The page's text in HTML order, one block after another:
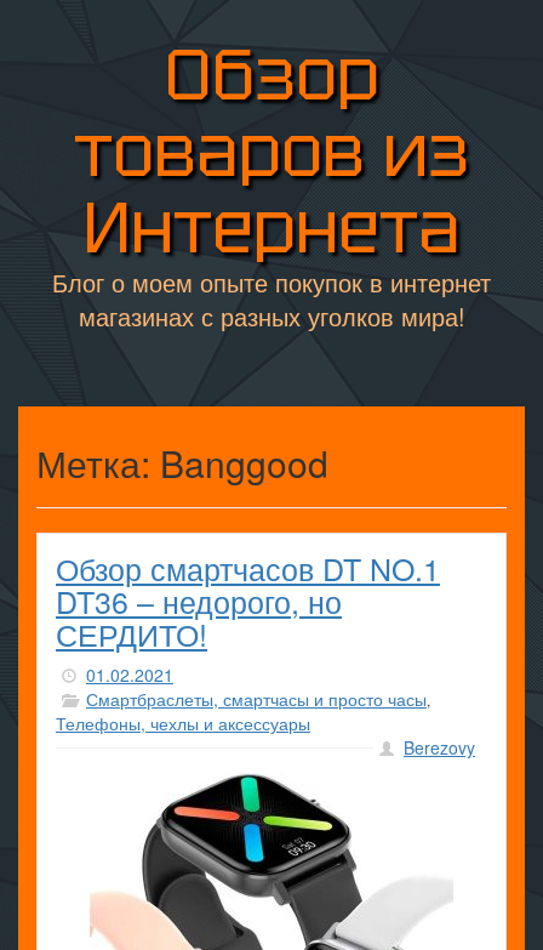
Обзор
товаров из
Интернета
Блог о моем опыте покупок в интернет
магазинах с разных уголков мира!
Метка: Banggood
Обзор смартчасов DT NO.1
DT36 – недорого, но
СЕРДИТО!
01.02.2021
Смартбраслеты, смартчасы и просто часы,
Телефоны, чехлы и аксессуары
Berezovy